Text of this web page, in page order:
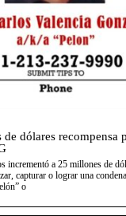
dólares recompensa
incrementó a 25 millones de
capturar o lograr una
o